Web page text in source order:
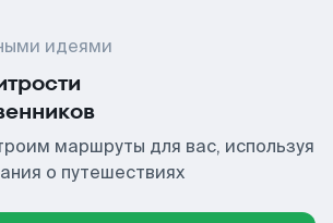
идеями
маршруты для вас, используя
о путешествиях